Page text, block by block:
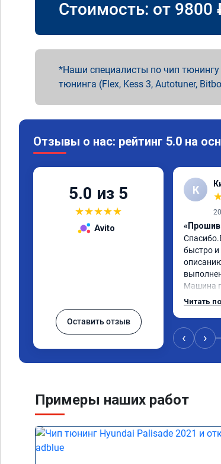
Стоимость: от 9800
Наши специалисты по чип
тюнинга (Flex, Kess 3, Autotuner,
Отзывы о нас: рейтинг 5.0 на
5.0 из 5
★★★★★
Avito
Оставить отзыв
К
быстро и
Машина
обещали.
Читать
‹ ›
Примеры наших работ